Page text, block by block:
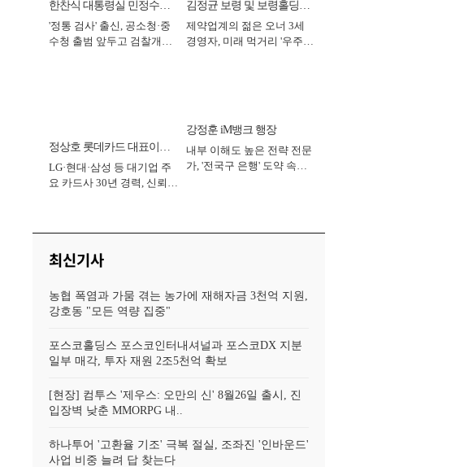
한찬식 대통령실 민정수석
비서관
'정통 검사' 출신, 공소청·중
수청 출범 앞두고 검찰개혁
김정균 보령 및 보령홀딩스
대표이사 사장
제약업계의 젊은 오너 3세
경영자, 미래 먹거리 '우주와
정상호 롯데카드 대표이사
사장
LG·현대·삼성 등 대기업 주
요 카드사 30년 경력, 신뢰
강정훈 iM뱅크 행장
내부 이해도 높은 전략 전문
가, '전국구 은행' 도약 속도
최신기사
농협 폭염과 가뭄 겪는 농가에 재해자금 3천억 지원,
강호동 "모든 역량 집중"
포스코홀딩스 포스코인터내셔널과 포스코DX 지분
일부 매각, 투자 재원 2조5천억 확보
[현장] 컴투스 '제우스: 오만의 신' 8월26일 출시, 진
입장벽 낮춘 MMORPG 내..
하나투어 '고환율 기조' 극복 절실, 조좌진 '인바운드'
사업 비중 늘려 답 찾는다